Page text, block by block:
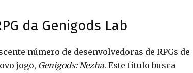
da Genigods Lab
número de desenvolvedoras de RPGs de
jogo, Genigods: Nezha. Este título busca